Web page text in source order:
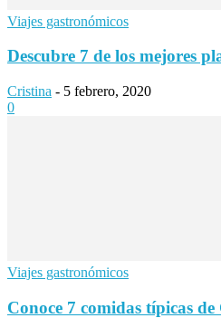
Viajes gastronómicos
Descubre 7 de los mejores
Cristina - 5 febrero, 2020
0
Viajes gastronómicos
Conoce 7 comidas típicas